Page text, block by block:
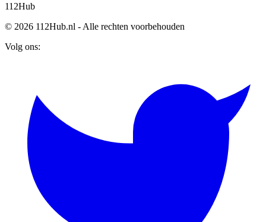
112Hub
© 2026 112Hub.nl - Alle rechten voorbehouden
Volg ons: